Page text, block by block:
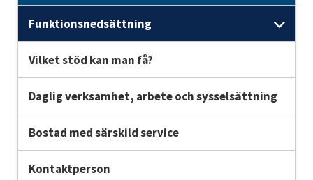
Funktionsnedsättning
Vilket stöd kan man få?
Daglig verksamhet, arbete och sysselsättning
Bostad med särskild service
Kontaktperson